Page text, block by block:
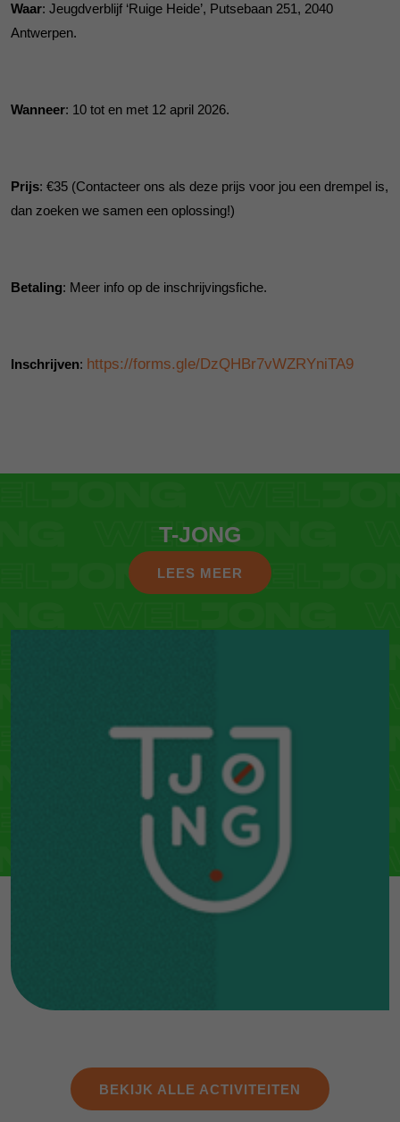
Waar: Jeugdverblijf ‘Ruige Heide’, Putsebaan 251, 2040
Antwerpen.
Wanneer: 10 tot en met 12 april 2026.
Prijs: €35 (Contacteer ons als deze prijs voor jou een drempel is,
dan zoeken we samen een oplossing!)
Betaling: Meer info op de inschrijvingsfiche.
Inschrijven: https://forms.gle/DzQHBr7vWZRYniTA9
T-JONG
LEES MEER
BEKIJK ALLE ACTIVITEITEN